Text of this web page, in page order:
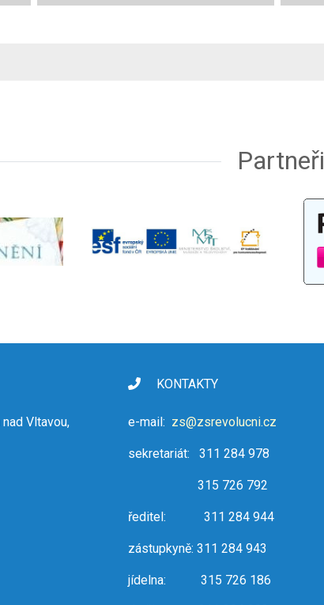
Partneři
Vltavou,
KONTAKTY
e-mail: zs@zsrevolucni.cz
sekretariát: 311 284 978
315 726 792
ředitel: 311 284 944
zástupkyně: 311 284 943
jídelna: 315 726 186